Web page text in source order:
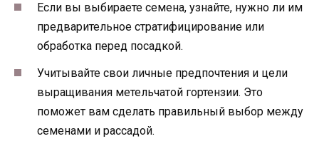
Если вы выбираете семена, узнайте, нужно ли им
предварительное стратифицирование или
обработка перед посадкой.
Учитывайте свои личные предпочтения и цели
выращивания метельчатой гортензии. Это
поможет вам сделать правильный выбор между
семенами и рассадой.